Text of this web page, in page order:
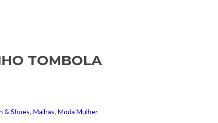
TOMBOLA
& Shoes,Malhas,Moda Mulher